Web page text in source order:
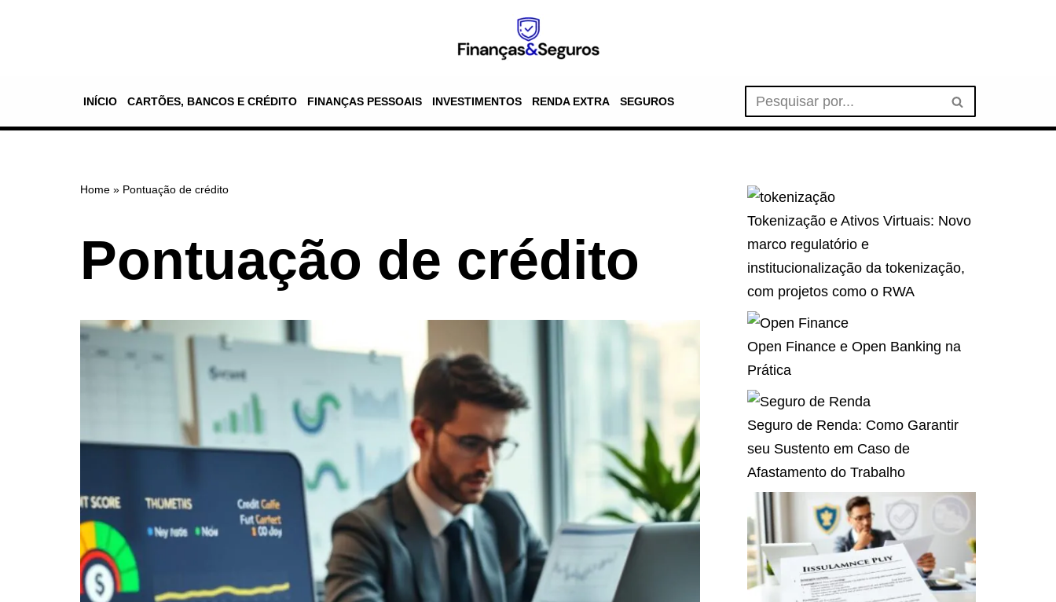
INÍCIO CARTÕES, BANCOS E CRÉDITO FINANÇAS PESSOAIS INVESTIMENTOS RENDA EXTRA SEGUROS
Home » Pontuação de crédito
Pontuação de crédito
Tokenização e Ativos Virtuais: Novo
marco regulatório e
institucionalização da tokenização,
com projetos como o RWA
Open Finance e Open Banking na
Prática
Seguro de Renda: Como Garantir
seu Sustento em Caso de
Afastamento do Trabalho